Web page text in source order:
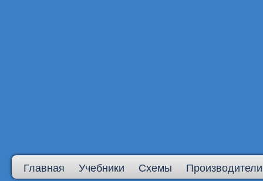
Главная Учебники Схемы Производители